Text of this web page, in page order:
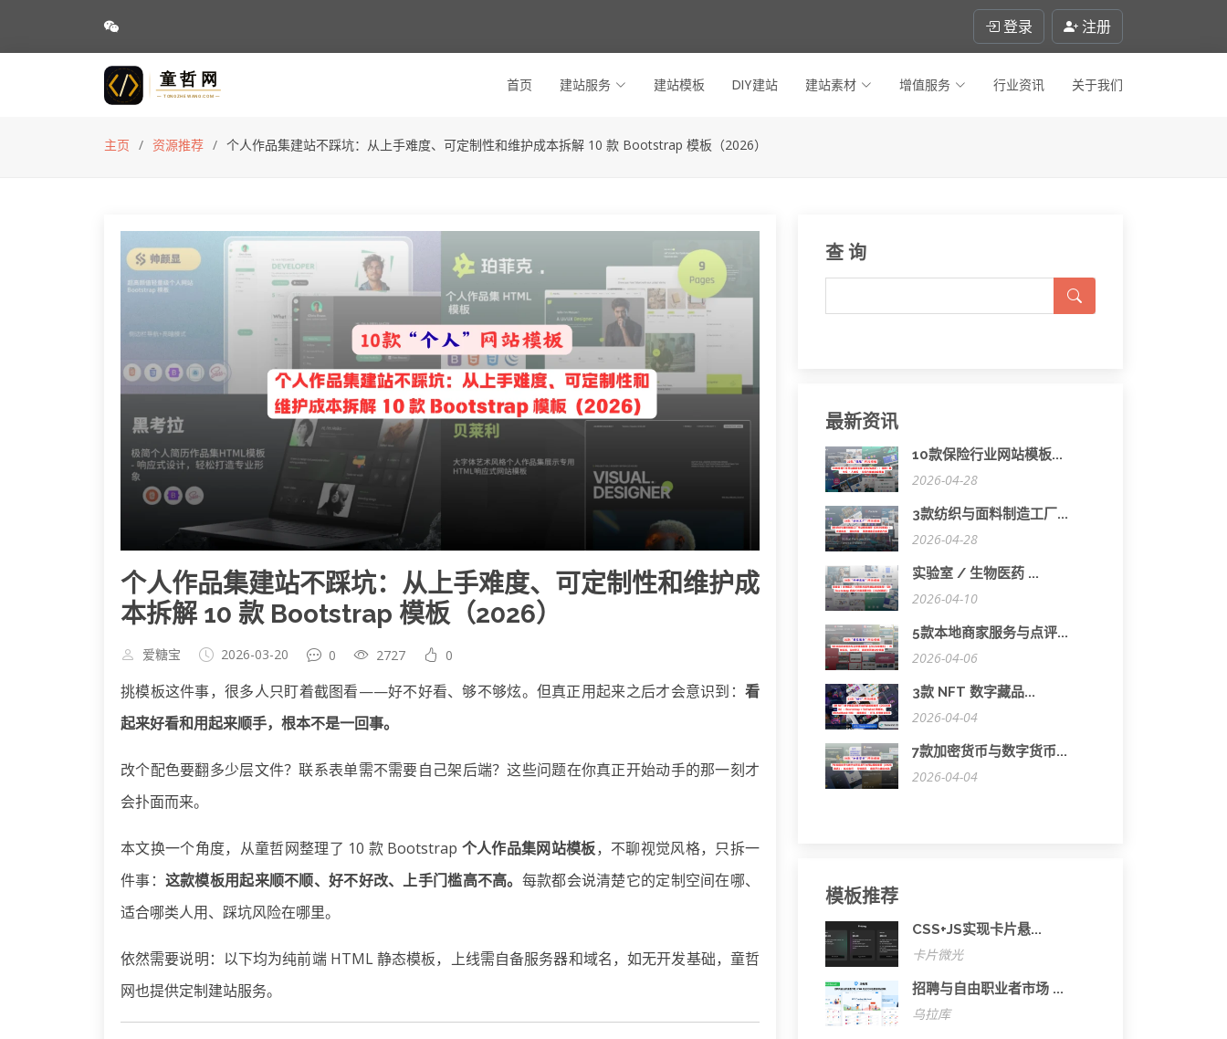
登录 注册
首页 建站服务 建站模板 DIY建站 建站素材 增值服务 行业资讯 关于我们
主页 资源推荐 个人作品集建站不踩坑：从上手难度、可定制性和维护成本拆解 10 款 Bootstrap 模板（2026）
个人作品集建站不踩坑：从上手难度、可定制性和维护成
本拆解 10 款 Bootstrap 模板（2026）
爱糖宝 2026-03-20 0 2727 0
挑模板这件事，很多人只盯着截图看——好不好看、够不够炫。但真正用起来之后才会意识到： 看
起来好看和用起来顺手，根本不是一回事。
改个配色要翻多少层文件？联系表单需不需要自己架后端？这些问题在你真正开始动手的那一刻才
会扑面而来。
本文换一个角度，从童哲网整理了 10 款 Bootstrap 个人作品集网站模板，不聊视觉风格，只拆一
件事： 这款模板用起来顺不顺、好不好改、上手门槛高不高。 每款都会说清楚它的定制空间在哪、
适合哪类人用、踩坑风险在哪里。
依然需要说明：以下均为纯前端 HTML 静态模板，上线需自备服务器和域名，如无开发基础，童哲
网也提供定制建站服务。
查 询
最新资讯
10款保险行业网站模板...
2026-04-28
3款纺织与面料制造工厂...
2026-04-28
实验室 / 生物医药 ...
2026-04-10
5款本地商家服务与点评...
2026-04-06
3款 NFT 数字藏品...
2026-04-04
7款加密货币与数字货币...
2026-04-04
模板推荐
CSS+JS实现卡片悬...
卡片微光
招聘与自由职业者市场 ...
乌拉库